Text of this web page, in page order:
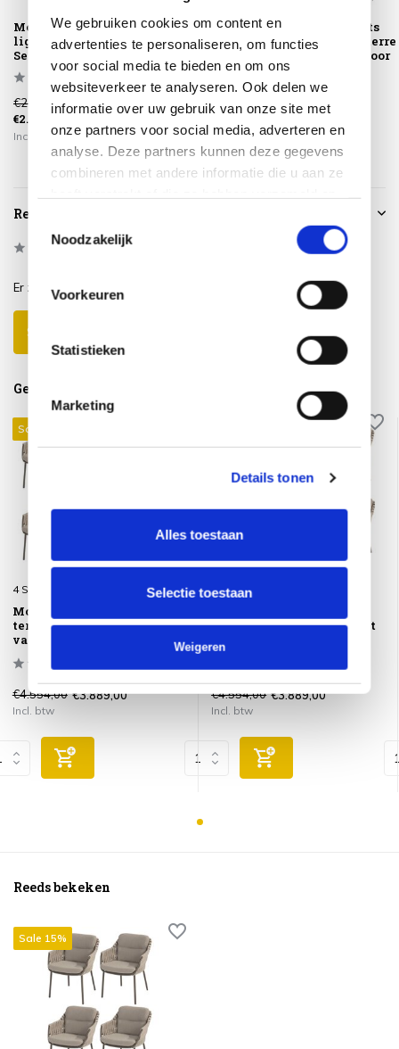
We gebruiken cookies om content en
advertenties te personaliseren, om functies
voor social media te bieden en om ons
websiteverkeer te analyseren. Ook delen we
informatie over uw gebruik van onze site met
onze partners voor social media, adverteren en
analyse. Deze partners kunnen deze gegevens
combineren met andere informatie die u aan ze
Noodzakelijk
Voorkeuren
Statistieken
Marketing
Details tonen
Alles toestaan
Selectie toestaan
Weigeren
Montera 2-zits
ligbed terre 4
Seasons Outdoor
€2.879,00
€2.099,00
Incl. btw
Montera dining
tuinstoel terre 4
Seasons Outdoor
€759,00
€649,00
Incl. btw
Montera 3-zits
loungebank terre
Seasons Outdoor
€2.969,00
€2.445,00
Incl. btw
Reviews
0/5 Based on 0 reviews
Er zijn nog geen reviews geschreven over dit product..
Schrijf je eigen review
Gerelateerde producten
Sale 15%
4 Seasons Outdoor
Montera dining tuinstoel
terre 4 Seasons Outdoor set
van 6
€4.554,00 €3.889,00
Incl. btw
4 Seasons Outdoor
terre 4 Seasons Outdoor set
€4.554,00 €3.889,00
Incl. btw
Reeds bekeken
Sale 15%